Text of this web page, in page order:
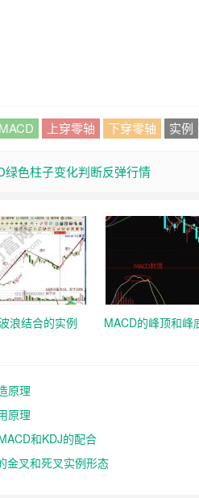
上穿零轴 下穿零轴 实例
绿色柱子变化判断反弹行情
浪结合的实例
MACD的峰顶和峰
原理
原理
和KDJ的配合
金叉和死叉实例形态